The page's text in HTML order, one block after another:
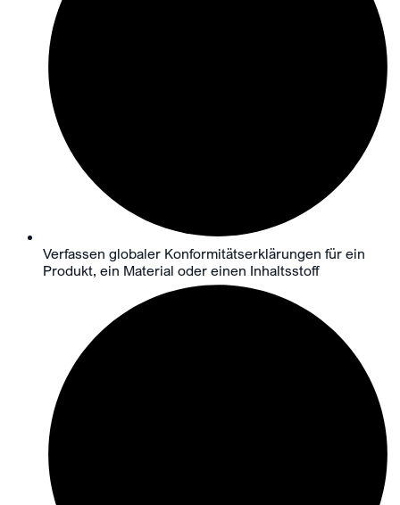
Verfassen globaler Konformitätserklärungen für ein
Produkt, ein Material oder einen Inhaltsstoff